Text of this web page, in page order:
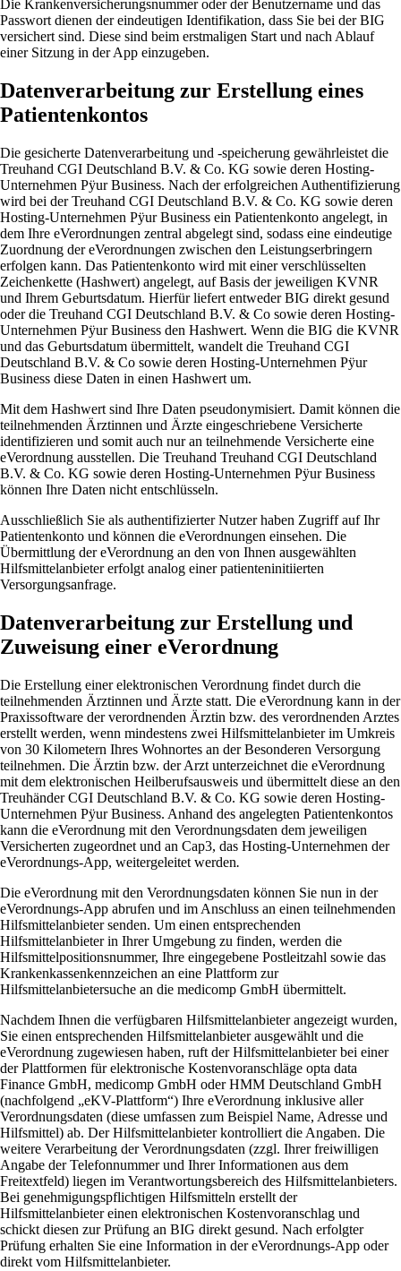
Die Krankenversicherungsnummer oder der Benutzername und das
Passwort dienen der eindeutigen Identifikation, dass Sie bei der BIG
versichert sind. Diese sind beim erstmaligen Start und nach Ablauf
einer Sitzung in der App einzugeben.
Datenverarbeitung zur Erstellung eines
Patientenkontos
Die gesicherte Datenverarbeitung und -speicherung gewährleistet die
Treuhand CGI Deutschland B.V. & Co. KG sowie deren Hosting-
Unternehmen Pÿur Business. Nach der erfolgreichen Authentifizierung
wird bei der Treuhand CGI Deutschland B.V. & Co. KG sowie deren
Hosting-Unternehmen Pÿur Business ein Patientenkonto angelegt, in
dem Ihre eVerordnungen zentral abgelegt sind, sodass eine eindeutige
Zuordnung der eVerordnungen zwischen den Leistungserbringern
erfolgen kann. Das Patientenkonto wird mit einer verschlüsselten
Zeichenkette (Hashwert) angelegt, auf Basis der jeweiligen KVNR
und Ihrem Geburtsdatum. Hierfür liefert entweder BIG direkt gesund
oder die Treuhand CGI Deutschland B.V. & Co sowie deren Hosting-
Unternehmen Pÿur Business den Hashwert. Wenn die BIG die KVNR
und das Geburtsdatum übermittelt, wandelt die Treuhand CGI
Deutschland B.V. & Co sowie deren Hosting-Unternehmen Pÿur
Business diese Daten in einen Hashwert um.
Mit dem Hashwert sind Ihre Daten pseudonymisiert. Damit können die
teilnehmenden Ärztinnen und Ärzte eingeschriebene Versicherte
identifizieren und somit auch nur an teilnehmende Versicherte eine
eVerordnung ausstellen. Die Treuhand Treuhand CGI Deutschland
B.V. & Co. KG sowie deren Hosting-Unternehmen Pÿur Business
können Ihre Daten nicht entschlüsseln.
Ausschließlich Sie als authentifizierter Nutzer haben Zugriff auf Ihr
Patientenkonto und können die eVerordnungen einsehen. Die
Übermittlung der eVerordnung an den von Ihnen ausgewählten
Hilfsmittelanbieter erfolgt analog einer patienteninitiierten
Versorgungsanfrage.
Datenverarbeitung zur Erstellung und
Zuweisung einer eVerordnung
Die Erstellung einer elektronischen Verordnung findet durch die
teilnehmenden Ärztinnen und Ärzte statt. Die eVerordnung kann in der
Praxissoftware der verordnenden Ärztin bzw. des verordnenden Arztes
erstellt werden, wenn mindestens zwei Hilfsmittelanbieter im Umkreis
von 30 Kilometern Ihres Wohnortes an der Besonderen Versorgung
teilnehmen. Die Ärztin bzw. der Arzt unterzeichnet die eVerordnung
mit dem elektronischen Heilberufsausweis und übermittelt diese an den
Treuhänder CGI Deutschland B.V. & Co. KG sowie deren Hosting-
Unternehmen Pÿur Business. Anhand des angelegten Patientenkontos
kann die eVerordnung mit den Verordnungsdaten dem jeweiligen
Versicherten zugeordnet und an Cap3, das Hosting-Unternehmen der
eVerordnungs-App, weitergeleitet werden.
Die eVerordnung mit den Verordnungsdaten können Sie nun in der
eVerordnungs-App abrufen und im Anschluss an einen teilnehmenden
Hilfsmittelanbieter senden. Um einen entsprechenden
Hilfsmittelanbieter in Ihrer Umgebung zu finden, werden die
Hilfsmittelpositionsnummer, Ihre eingegebene Postleitzahl sowie das
Krankenkassenkennzeichen an eine Plattform zur
Hilfsmittelanbietersuche an die medicomp GmbH übermittelt.
Nachdem Ihnen die verfügbaren Hilfsmittelanbieter angezeigt wurden,
Sie einen entsprechenden Hilfsmittelanbieter ausgewählt und die
eVerordnung zugewiesen haben, ruft der Hilfsmittelanbieter bei einer
der Plattformen für elektronische Kostenvoranschläge opta data
Finance GmbH, medicomp GmbH oder HMM Deutschland GmbH
(nachfolgend „eKV-Plattform“) Ihre eVerordnung inklusive aller
Verordnungsdaten (diese umfassen zum Beispiel Name, Adresse und
Hilfsmittel) ab. Der Hilfsmittelanbieter kontrolliert die Angaben. Die
weitere Verarbeitung der Verordnungsdaten (zzgl. Ihrer freiwilligen
Angabe der Telefonnummer und Ihrer Informationen aus dem
Freitextfeld) liegen im Verantwortungsbereich des Hilfsmittelanbieters.
Bei genehmigungspflichtigen Hilfsmitteln erstellt der
Hilfsmittelanbieter einen elektronischen Kostenvoranschlag und
schickt diesen zur Prüfung an BIG direkt gesund. Nach erfolgter
Prüfung erhalten Sie eine Information in der eVerordnungs-App oder
direkt vom Hilfsmittelanbieter.